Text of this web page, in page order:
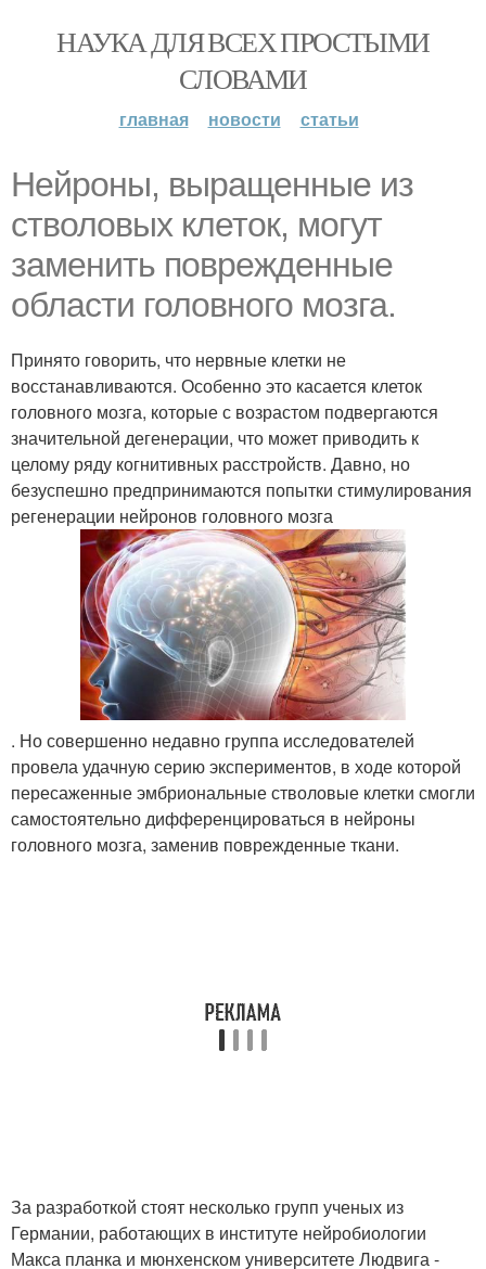
НАУКА ДЛЯ ВСЕХ ПРОСТЫМИ
СЛОВАМИ
главная новости статьи
Нейроны, выращенные из
стволовых клеток, могут
заменить поврежденные
области головного мозга.
Принято говорить, что нервные клетки не
восстанавливаются. Особенно это касается клеток
головного мозга, которые с возрастом подвергаются
значительной дегенерации, что может приводить к
целому ряду когнитивных расстройств. Давно, но
безуспешно предпринимаются попытки стимулирования
регенерации нейронов головного мозга
. Но совершенно недавно группа исследователей
провела удачную серию экспериментов, в ходе которой
пересаженные эмбриональные стволовые клетки смогли
самостоятельно дифференцироваться в нейроны
головного мозга, заменив поврежденные ткани.
За разработкой стоят несколько групп ученых из
Германии, работающих в институте нейробиологии
Макса планка и мюнхенском университете Людвига -